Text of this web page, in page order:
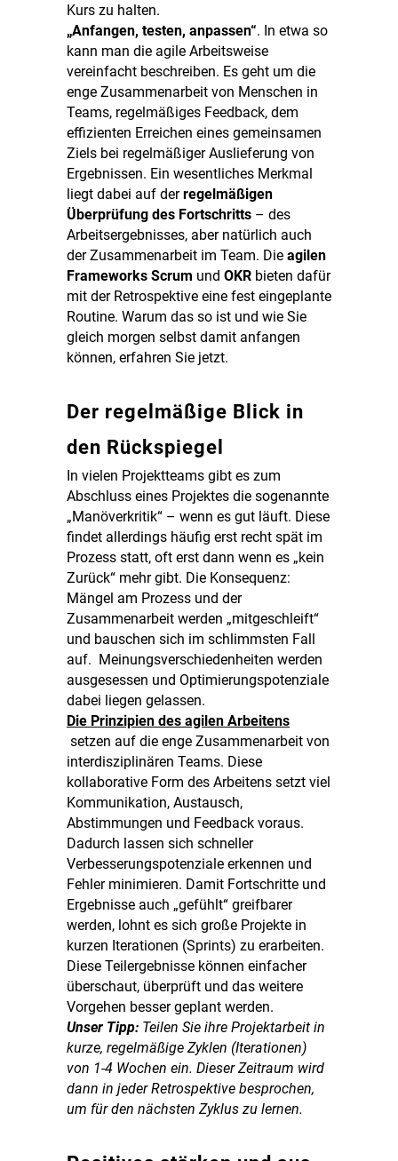
Kurs zu halten.
„Anfangen, testen, anpassen“. In etwa so
kann man die agile Arbeitsweise
vereinfacht beschreiben. Es geht um die
enge Zusammenarbeit von Menschen in
Teams, regelmäßiges Feedback, dem
effizienten Erreichen eines gemeinsamen
Ziels bei regelmäßiger Auslieferung von
Ergebnissen. Ein wesentliches Merkmal
liegt dabei auf derregelmäßigen
Überprüfung des Fortschritts – des
Arbeitsergebnisses, aber natürlich auch
der Zusammenarbeit im Team. Die agilen
Frameworks Scrum und OKR bieten dafür
mit der Retrospektive eine fest eingeplante
Routine. Warum das so ist und wie Sie
gleich morgen selbst damit anfangen
können, erfahren Sie jetzt.
Der regelmäßige Blick in
den Rückspiegel
In vielen Projektteams gibt es zum
Abschluss eines Projektes die sogenannte
„Manöverkritik“ – wenn es gut läuft. Diese
findet allerdings häufig erst recht spät im
Prozess statt, oft erst dann wenn es „kein
Zurück“ mehr gibt. Die Konsequenz:
Mängel am Prozess und der
Zusammenarbeit werden „mitgeschleift“
und bauschen sich im schlimmsten Fall
auf. Meinungsverschiedenheiten werden
ausgesessen und Optimierungspotenziale
dabei liegen gelassen.
Die Prinzipien des agilen Arbeitens
setzen auf die enge Zusammenarbeit von
interdisziplinären Teams. Diese
kollaborative Form des Arbeitens setzt viel
Kommunikation, Austausch,
Abstimmungen und Feedback voraus.
Dadurch lassen sich schneller
Verbesserungspotenziale erkennen und
Fehler minimieren. Damit Fortschritte und
Ergebnisse auch „gefühlt“ greifbarer
werden, lohnt es sich große Projekte in
kurzen Iterationen (Sprints) zu erarbeiten.
Diese Teilergebnisse können einfacher
überschaut, überprüft und das weitere
Vorgehen besser geplant werden.
Unser Tipp: Teilen Sie ihre Projektarbeit in
kurze, regelmäßige Zyklen (Iterationen)
von 1-4 Wochen ein. Dieser Zeitraum wird
dann in jeder Retrospektive besprochen,
um für den nächsten Zyklus zu lernen.